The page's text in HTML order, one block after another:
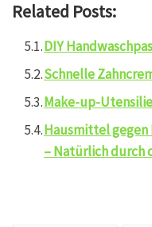
Related Posts:
DIY
Schnelle
Make-up-
Hausmittel
– Natürlich durch